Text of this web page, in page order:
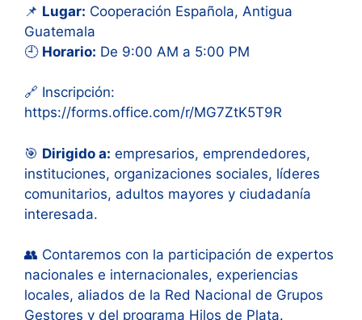
📌 Lugar: Cooperación Española, Antigua
Guatemala
🕘 Horario: De 9:00 AM a 5:00 PM
🔗 Inscripción:
https://forms.office.com/r/MG7ZtK5T9R
🎯 Dirigido a: empresarios, emprendedores,
instituciones, organizaciones sociales, líderes
comunitarios, adultos mayores y ciudadanía
interesada.
👥 Contaremos con la participación de expertos
nacionales e internacionales, experiencias
locales, aliados de la Red Nacional de Grupos
Gestores y del programa Hilos de Plata.